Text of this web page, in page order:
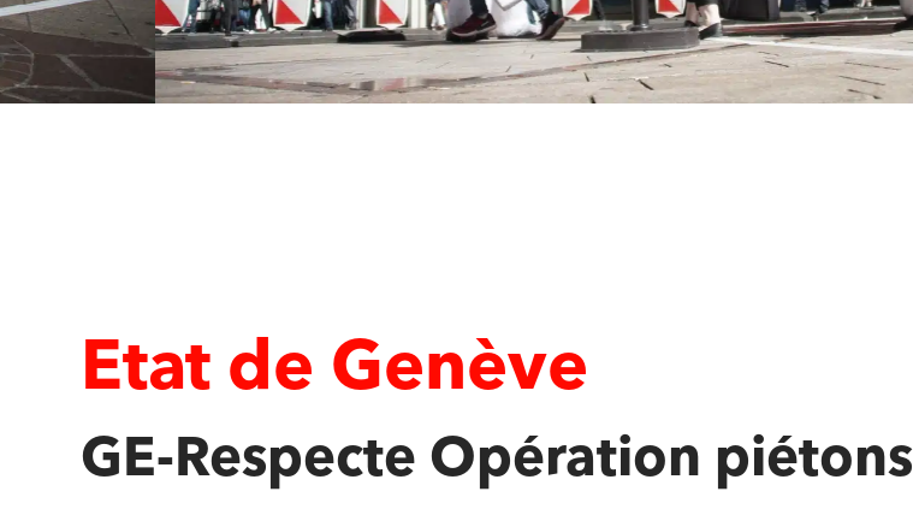
Etat de Genève
GE-Respecte Opération piétons